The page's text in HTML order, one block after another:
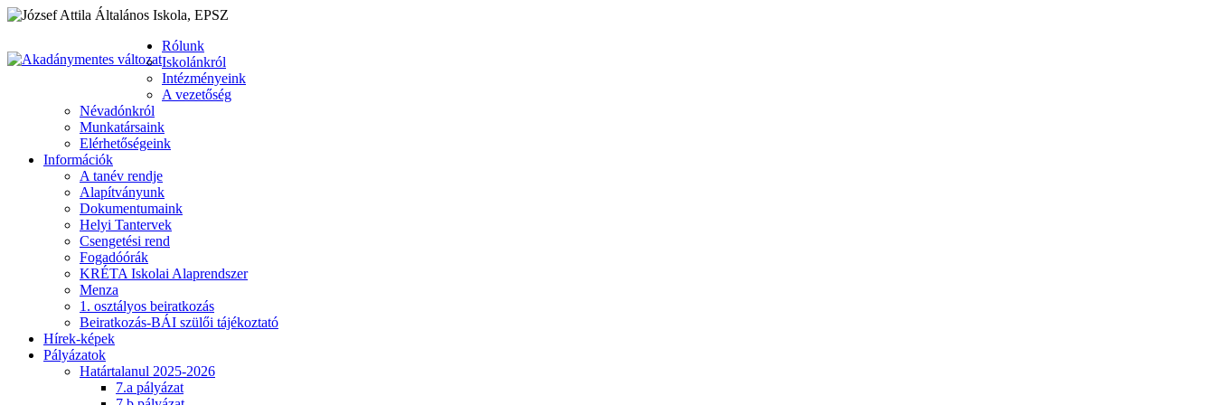
Rólunk
Iskolánkról
Intézményeink
A vezetőség
Névadónkról
Munkatársaink
Elérhetőségeink
Információk
A tanév rendje
Alapítványunk
Dokumentumaink
Helyi Tantervek
Csengetési rend
Fogadóórák
KRÉTA Iskolai Alaprendszer
Menza
1. osztályos beiratkozás
Beiratkozás-BÁI szülői tájékoztató
Hírek-képek
Pályázatok
Határtalanul 2025-2026
7.a pályázat